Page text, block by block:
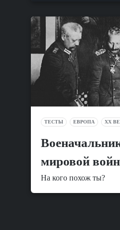
ТЕСТЫ ЕВРОПА XX
мировой
На кого похож ты?